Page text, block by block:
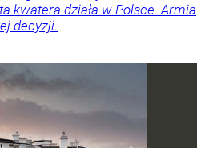
kwatera działa w Polsce. Armia
decyzji.